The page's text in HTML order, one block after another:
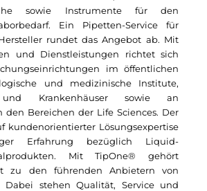
IT
- Fotografie
sowie Instrumente für den
Ein Pipetten-Service für
rundet das Angebot ab. Mit
und Dienstleistungen richtet sich
im öffentlichen
und medizinische Institute,
und Krankenhäuser sowie an
den Bereichen der Life Sciences. Der
kundenorientierter Lösungsexpertise
Erfahrung bezüglich Liquid-
MitTipOne® gehört
zu den führenden Anbietern von
Dabei stehen Qualität, Service und